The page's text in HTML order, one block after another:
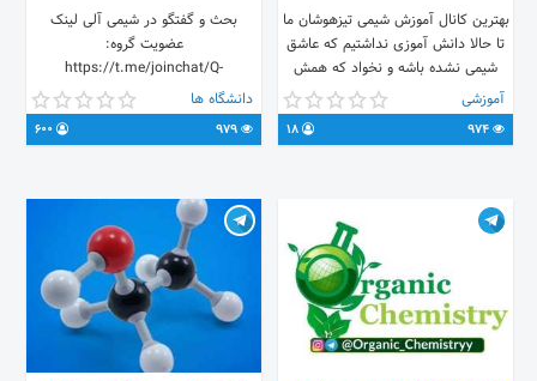
بهترین کانال آموزش شیمی تیزهوشان ما
تا حالا دانش آموزی نداشتیم که عاشق
شیمی نشده باشه و نخواد که همش
تست شیمی بزنه! این : عالیه!!! همون
چیزی که فرق ما با دیگری یاس البته،
دو صد گفته چون نیم کردار نیست....
آموزشی
بحث و گفتگو در شیمی آلی لینک
عضویت گروه:
https://t.me/joinchat/Q-
XMYRtutpUpYRtnkqvawg قوانین
گروه: ⛔️ چت غیر علمی ممنوع. ⛔️
تبلیغات و مطالب غیرمرتبط ممنوع.
دانشگاه ها